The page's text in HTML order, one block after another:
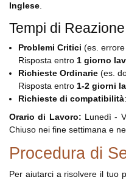
Inglese.
Tempi di
Problemi Critici (es. errore
Risposta entro 1 giorno
Richieste Ordinarie (es.
Risposta entro 1-2 giorni
Richieste di compatibilità
Orario di Lavoro: Lunedì -
Chiuso nei fine settimana e
Procedura di
Per aiutarci a risolvere il tuo